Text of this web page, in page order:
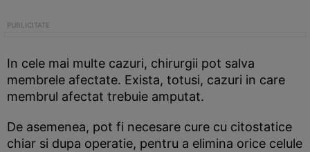
In cele mai multe cazuri, chirurgii pot salva
membrele afectate. Exista, totusi, cazuri in care
membrul afectat trebuie amputat.
De asemenea, pot fi necesare cure cu citostatice
chiar si dupa operatie, pentru a elimina orice celule